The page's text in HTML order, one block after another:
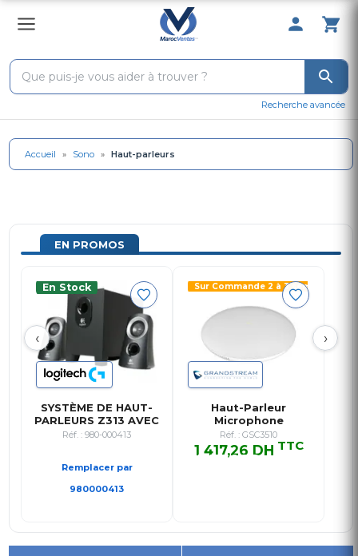
0 Produit
Recherche avancée
Accueil » Sono » Haut-parleurs
EN PROMOS
‹ ›
En Stock
SYSTÈME DE HAUT-
PARLEURS Z313 AVEC
CAISSON D…
Réf. : 980-000413
Remplacer par
980000413
Sur Commande 2 à 3 semaines
Haut-Parleur
Microphone
D’interphone SIP
Réf. : GSC3510
1 417,26 DH TTC
1 417,26 DH TTC